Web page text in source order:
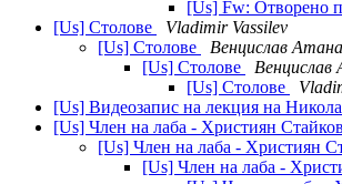
[Us] Fw: Отворено
[Us] Столове
Vladimir Vassilev
[Us] Столове
Венцислав
[Us] Столове
Венцислав
[Us] Столове
[Us] Видеозапис на лекция на
[Us] Член на лаба - Християн
[Us] Член на лаба - Християн
[Us] Член на лаба -